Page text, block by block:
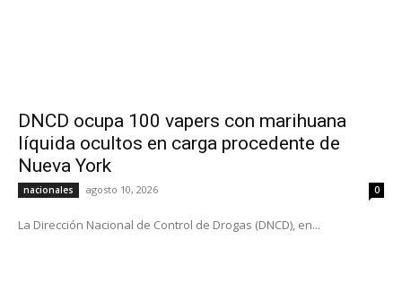
DNCD ocupa 100 vapers con marihuana
líquida ocultos en carga procedente de
Nueva York
nacionales agosto 10, 2026 0
La Dirección Nacional de Control de Drogas (DNCD), en...